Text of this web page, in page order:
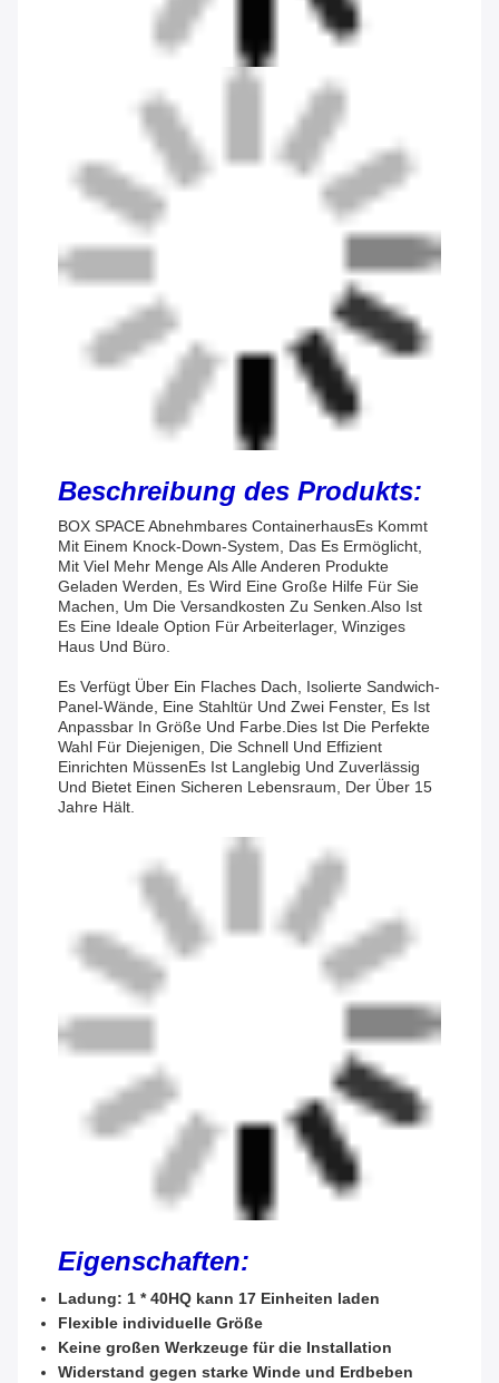
Beschreibung des Produkts:
BOX SPACE Abnehmbares ContainerhausEs Kommt
Mit Einem Knock-Down-System, Das Es Ermöglicht,
Mit Viel Mehr Menge Als Alle Anderen Produkte
Geladen Werden, Es Wird Eine Große Hilfe Für Sie
Machen, Um Die Versandkosten Zu Senken.Also Ist
Es Eine Ideale Option Für Arbeiterlager, Winziges
Haus Und Büro.
Es Verfügt Über Ein Flaches Dach, Isolierte Sandwich-
Panel-Wände, Eine Stahltür Und Zwei Fenster, Es Ist
Anpassbar In Größe Und Farbe.Dies Ist Die Perfekte
Wahl Für Diejenigen, Die Schnell Und Effizient
Einrichten MüssenEs Ist Langlebig Und Zuverlässig
Und Bietet Einen Sicheren Lebensraum, Der Über 15
Jahre Hält.
Eigenschaften:
Ladung: 1 * 40HQ kann 17 Einheiten laden
Flexible individuelle Größe
Keine großen Werkzeuge für die Installation
Widerstand gegen starke Winde und Erdbeben